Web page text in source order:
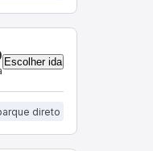
Escolher ida
direto